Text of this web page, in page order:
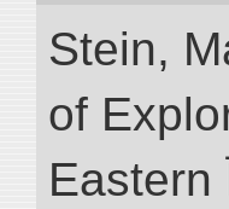
Stein,
of
Eastern